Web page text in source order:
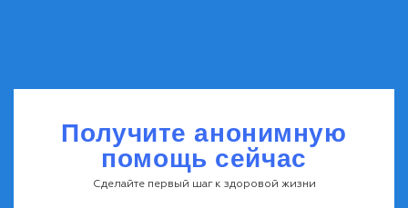
Получите анонимную
помощь сейчас
Сделайте первый шаг к здоровой жизни